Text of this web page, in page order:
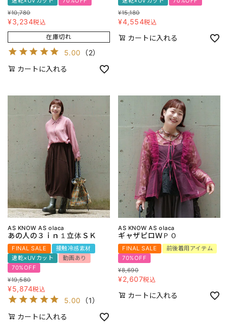
¥10,780
¥3,234税込
在庫切れ
5.00 （2）
カートに入れる
¥15,180
¥4,554税込
カートに入れる
AS KNOW AS olaca
あの人の３ｉｎ１立体ＳＫ
FINAL SALE
接触冷感素材
速乾×UVカット
動画あり
70%OFF
¥19,580
¥5,874税込
5.00 （1）
カートに入れる
AS KNOW AS olaca
ギャザピロＷＰＯ
FINAL SALE
前後着用アイテム
70%OFF
¥8,690
¥2,607税込
カートに入れる